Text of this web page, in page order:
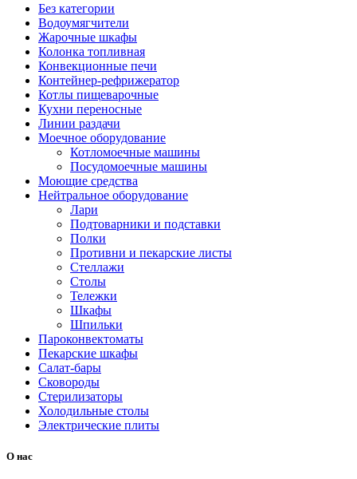
Без категории
Водоумягчители
Жарочные шкафы
Колонка топливная
Конвекционные печи
Контейнер-рефрижератор
Котлы пищеварочные
Кухни переносные
Линии раздачи
Моечное оборудование
Котломоечные машины
Посудомоечные машины
Моющие средства
Нейтральное оборудование
Лари
Подтоварники и подставки
Полки
Противни и пекарские листы
Стеллажи
Столы
Тележки
Шкафы
Шпильки
Пароконвектоматы
Пекарские шкафы
Салат-бары
Сковороды
Стерилизаторы
Холодильные столы
Электрические плиты
О нас